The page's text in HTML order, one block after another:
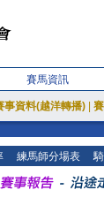
賽馬資訊
事資料(越洋轉播)
練馬師分場表